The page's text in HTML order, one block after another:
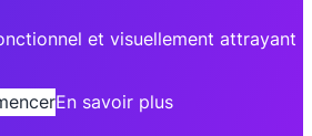
et visuellement attrayant
En savoir plus